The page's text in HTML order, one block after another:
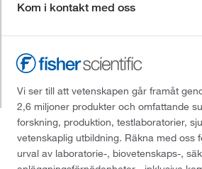
Kom i kontakt med oss
Vi ser till att vetenskapen går framåt
2,6 miljoner produkter och omfattande
forskning, produktion, testlaboratorier,
vetenskaplig utbildning. Räkna med oss
urval av laboratorie-, biovetenskaps-,